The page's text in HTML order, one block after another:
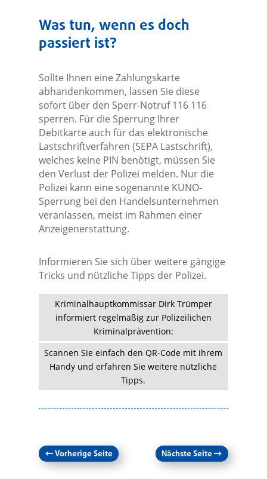
Was tun, wenn es doch
passiert ist?
Sollte Ihnen eine Zahlungskarte
abhandenkommen, lassen Sie diese
sofort über den Sperr-Notruf 116 116
sperren. Für die Sperrung Ihrer
Debitkarte auch für das elektronische
Lastschriftverfahren (SEPA Lastschrift),
welches keine PIN benötigt, müssen Sie
den Verlust der Polizei melden. Nur die
Polizei kann eine sogenannte KUNO-
Sperrung bei den Handelsunternehmen
veranlassen, meist im Rahmen einer
Anzeigenerstattung.
Informieren Sie sich über weitere gängige
Tricks und nützliche Tipps der Polizei.
Kriminalhauptkommissar Dirk Trümper
informiert regelmäßig zur Polizeilichen
Kriminalprävention:
Scannen Sie einfach den QR-Code mit ihrem
Handy und erfahren Sie weitere nützliche
Tipps.
←Vorherige Seite Nächste Seite→